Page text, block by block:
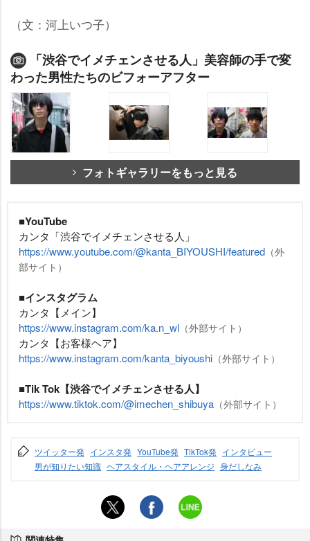
（文：河上いつ子）
「渋谷でイメチェンさせる人」美容師の手で変
わった男性たちのビフォーアフター
フォトギャラリーをもっと見る
■YouTube
カンタ「渋谷でイメチェンさせる人」
https://www.youtube.com/@kanta_BIYOUSHI/featured （外
部サイト）
■インスタグラム
カンタ【メイン】
https://www.instagram.com/ka.n_wl （外部サイト）
カンタ【お客様ヘア】
https://www.instagram.com/kanta_biyoushi （外部サイト）
■Tik Tok【渋谷でイメチェンさせる人】
https://www.tiktok.com/@imechen_shibuya （外部サイト）
ツイッター発 インスタ発 YouTube発 TikTok発 インタビュー
男が知りたい知識 ヘアスタイル・ヘアアレンジ 身だしなみ